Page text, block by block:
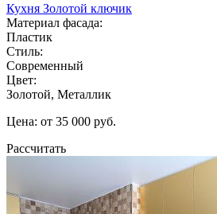
Кухня Золотой ключик
Материал фасада:
Пластик
Стиль:
Современный
Цвет:
Золотой, Металлик
Цена: от 35 000 руб.
Рассчитать